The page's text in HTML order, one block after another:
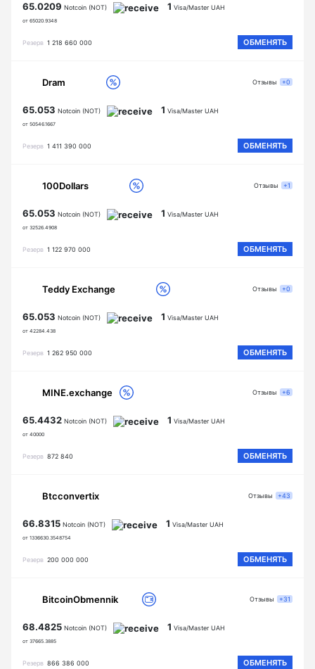
65.0209 Notcoin (NOT)
от 65020.9348
1 Visa/Master UAH
Резерв 1 218 660 000 ОБМЕНЯТЬ
Dram
65.053 Notcoin (NOT)
от 50546.1667
1 Visa/Master UAH
Резерв 1 411 390 000 ОБМЕНЯТЬ
Отзывы +0
100Dollars
65.053 Notcoin (NOT)
от 32526.4908
1 Visa/Master UAH
Резерв 1 122 970 000 ОБМЕНЯТЬ
Отзывы +1
Teddy Exchange
65.053 Notcoin (NOT)
от 42284.438
1 Visa/Master UAH
Резерв 1 262 950 000 ОБМЕНЯТЬ
Отзывы +0
MINE.exchange
65.4432 Notcoin (NOT)
от 40000
1 Visa/Master UAH
Резерв 872 840 ОБМЕНЯТЬ
Отзывы +6
Btcconvertix
66.8315 Notcoin (NOT)
от 1336630.3548754
1 Visa/Master UAH
Резерв 200 000 000 ОБМЕНЯТЬ
Отзывы +43
BitcoinObmennik
68.4825 Notcoin (NOT)
от 37665.3885
1 Visa/Master UAH
Резерв 866 386 000 ОБМЕНЯТЬ
Отзывы +31